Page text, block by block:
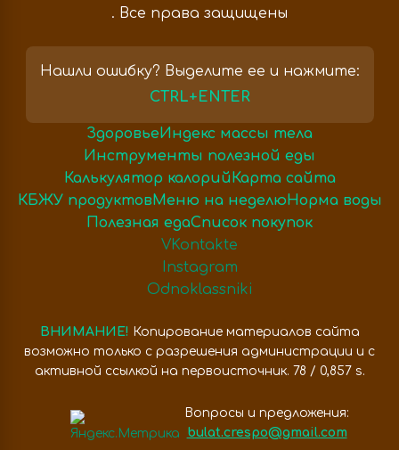
. Все права защищены
Нашли ошибку? Выделите ее и нажмите:
CTRL+ENTER
Здоровье Индекс массы тела
Инструменты полезной еды
Калькулятор калорий Карта сайта
КБЖУ продуктов Меню на неделю Норма воды
Полезная едаСписок покупок
VKontakte
Instagram
Odnoklassniki
ВНИМАНИЕ! Копирование материалов сайта
возможно только с разрешения администрации и с
активной ссылкой на первоисточник. 78 / 0,857 s.
Вопросы и предложения:
bulat.crespo@gmail.com